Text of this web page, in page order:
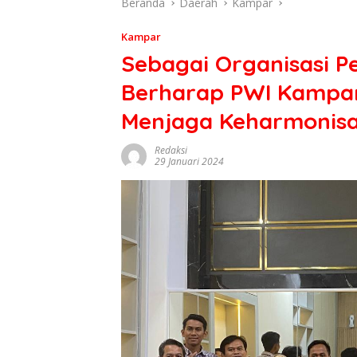
Kampar
Sebagai Organisasi
Berharap PWI
Menjaga
Redaksi
29 Januari 2024